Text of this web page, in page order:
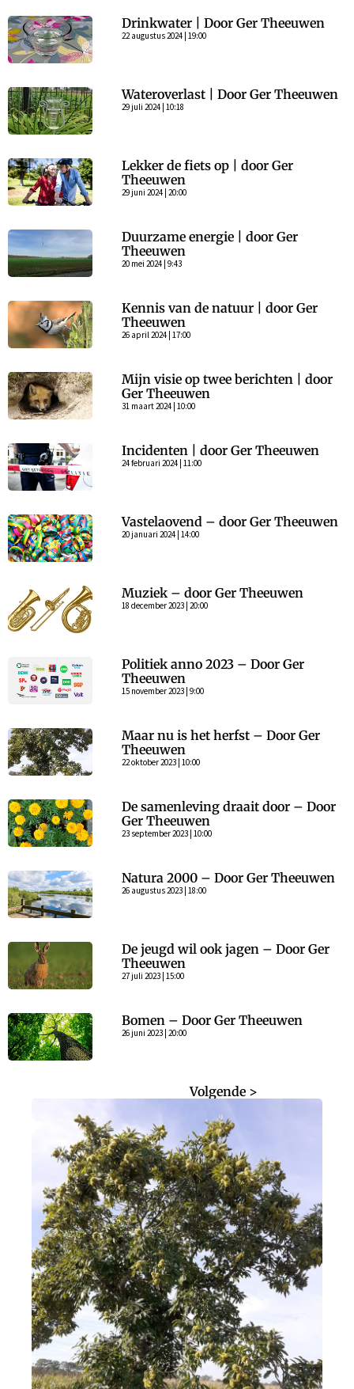
Drinkwater | Door Ger Theeuwen
22 augustus 2024 | 19:00
Wateroverlast | Door Ger Theeuwen
29 juli 2024 | 10:18
Lekker de fiets op | door Ger
Theeuwen
29 juni 2024 | 20:00
Duurzame energie | door Ger
Theeuwen
20 mei 2024 | 9:43
Kennis van de natuur | door Ger
Theeuwen
26 april 2024 | 17:00
Mijn visie op twee berichten | door
Ger Theeuwen
31 maart 2024 | 10:00
Incidenten | door Ger Theeuwen
24 februari 2024 | 11:00
Vastelaovend – door Ger Theeuwen
20 januari 2024 | 14:00
Muziek – door Ger Theeuwen
18 december 2023 | 20:00
Politiek anno 2023 – Door Ger
Theeuwen
15 november 2023 | 9:00
Maar nu is het herfst – Door Ger
Theeuwen
22 oktober 2023 | 10:00
De samenleving draait door – Door
Ger Theeuwen
23 september 2023 | 10:00
Natura 2000 – Door Ger Theeuwen
26 augustus 2023 | 18:00
De jeugd wil ook jagen – Door Ger
Theeuwen
27 juli 2023 | 15:00
Bomen – Door Ger Theeuwen
26 juni 2023 | 20:00
Volgende >